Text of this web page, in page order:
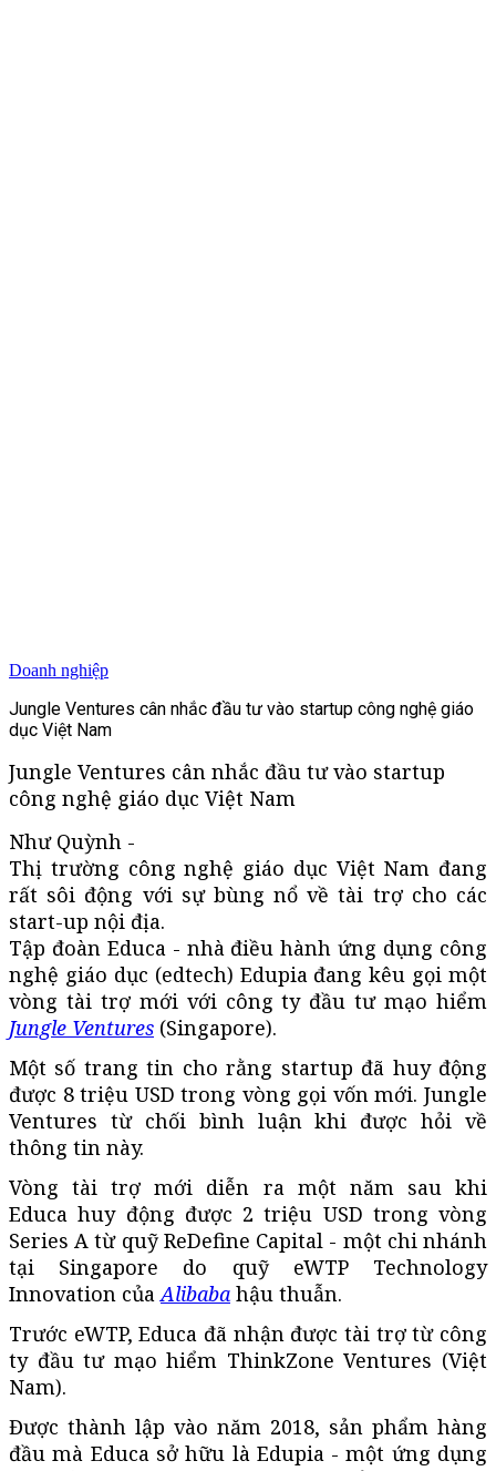
Doanh nghiệp
Jungle Ventures cân nhắc đầu tư vào startup công nghệ giáo
dục Việt Nam
Jungle Ventures cân nhắc đầu tư vào startup
công nghệ giáo dục Việt Nam
Như Quỳnh -
Thị trường công nghệ giáo dục Việt Nam đang
rất sôi động với sự bùng nổ về tài trợ cho các
start-up nội địa.
Tập đoàn Educa - nhà điều hành ứng dụng công
nghệ giáo dục (edtech) Edupia đang kêu gọi một
vòng tài trợ mới với công ty đầu tư mạo hiểm
Jungle Ventures (Singapore).
Một số trang tin cho rằng startup đã huy động
được 8 triệu USD trong vòng gọi vốn mới. Jungle
Ventures từ chối bình luận khi được hỏi về
thông tin này.
Vòng tài trợ mới diễn ra một năm sau khi
Educa huy động được 2 triệu USD trong vòng
Series A từ quỹ ReDefine Capital - một chi nhánh
tại Singapore do quỹ eWTP Technology
Innovation của Alibaba hậu thuẫn.
Trước eWTP, Educa đã nhận được tài trợ từ công
ty đầu tư mạo hiểm ThinkZone Ventures (Việt
Nam).
Được thành lập vào năm 2018, sản phẩm hàng
đầu mà Educa sở hữu là Edupia - một ứng dụng